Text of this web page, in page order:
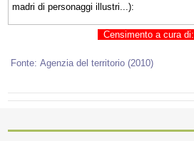
madri di personaggi illustri...):
Censimento a cura di:
Fonte: Agenzia del territorio (2010)